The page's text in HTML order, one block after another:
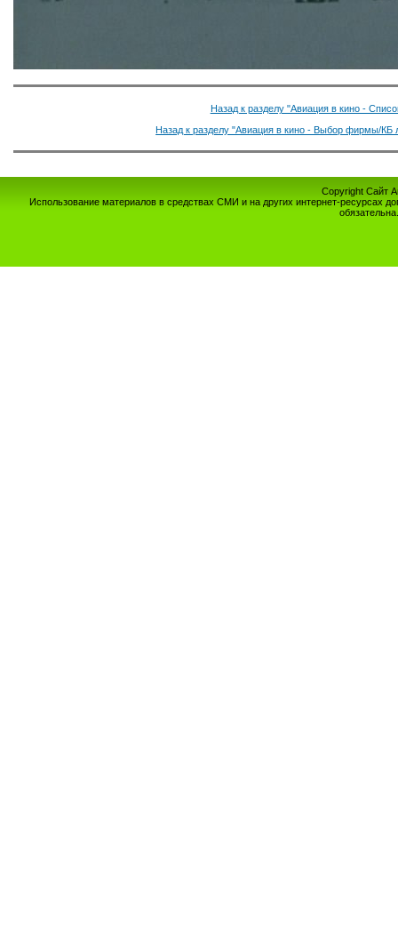
Назад к разделу "Авиация в кино -
Назад к разделу "Авиация в кино - Выбор фирмы/КБ
Copyright Сайт
Использование материалов в средствах СМИ и на других интернет-ресурсах
обязательна.